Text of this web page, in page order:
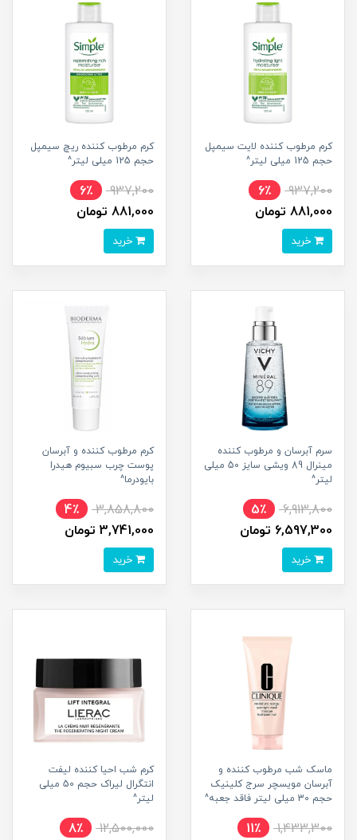
کرم مرطوب کننده لایت سیمپل
حجم 125 میلی لیتر^
937,200
6٪
881,000 تومان
کرم مرطوب کننده ریچ سیمپل
حجم 125 میلی لیتر^
937,200
6٪
881,000 تومان
سرم آبرسان و مرطوب کننده
مینرال 89 ویشی سایز 50 میلی
لیتر^
6,913,800
5٪
6,597,300 تومان
کرم مرطوب کننده و آبرسان
پوست چرب سبیوم هیدرا
بایودرما^
3,858,800
4٪
3,741,000 تومان
ماسک شب مرطوب کننده و
آبرسان مویسچر سرج کلینیک
حجم 30 میلی لیتر فاقد جعبه^
1,433,300
11٪
کرم شب احیا کننده لیفت
انتگرال لیراک حجم 50 میلی
لیتر^
12,500,000
8٪